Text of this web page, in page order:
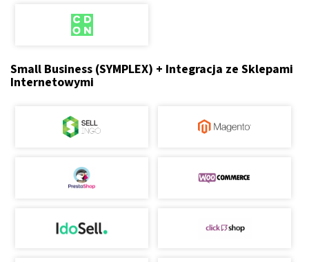
Small Business (SYMPLEX) + Integracja ze Sklepami
Internetowymi